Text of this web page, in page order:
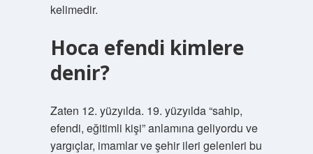
kelimedir.
Hoca efendi kimlere
denir?
Zaten 12. yüzyılda. 19. yüzyılda “sahip,
efendi, eğitimli kişi” anlamına geliyordu ve
yargıçlar, imamlar ve şehir ileri gelenleri bu